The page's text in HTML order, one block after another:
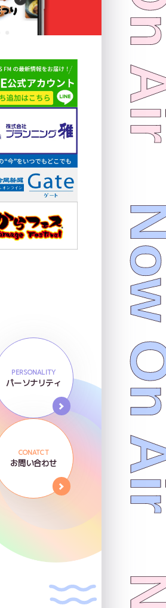
PERSONALITY
パーソナリティ
CONATCT
お問い合わせ